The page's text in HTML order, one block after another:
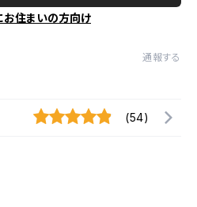
お住まいの方向け
通報する
(54)